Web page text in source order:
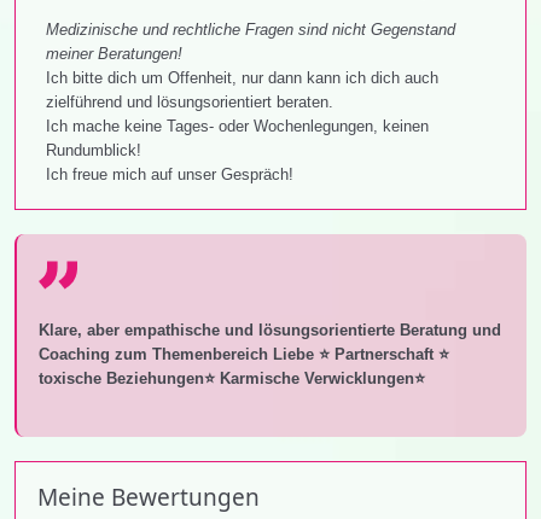
Medizinische und rechtliche Fragen sind nicht Gegenstand
meiner Beratungen!
Ich bitte dich um Offenheit, nur dann kann ich dich auch
zielführend und lösungsorientiert beraten.
Ich mache keine Tages- oder Wochenlegungen, keinen
Rundumblick!
Ich freue mich auf unser Gespräch!
Klare, aber empathische und lösungsorientierte Beratung und
Coaching zum Themenbereich Liebe ⭐️ Partnerschaft ⭐️
toxische Beziehungen⭐️ Karmische Verwicklungen⭐️
Meine Bewertungen